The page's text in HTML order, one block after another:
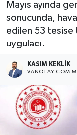
Mayıs ayında
sonucunda,
edilen 53 tesise
uyguladı.
KASIM KEKLIK
VANOLAY.COM
Bilim &
Dünya
RESMİ
Son Dakika
Haber Arşivi